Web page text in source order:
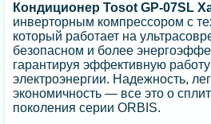
Кондиционер Tosot GP-07SL
инверторным компрессором с
который работает на
безопасном и более
гарантируя эффективную
электроэнергии. Надежность,
экономичность — все это о
поколения серии ORBIS.